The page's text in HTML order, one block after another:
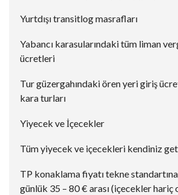
Yurtdışı transitlog masrafları
Yabancı karasularındaki tüm liman
ücretleri
Tur güzergahındaki ören yeri giriş
kara turları
Yiyecek ve İçecekler
Tüm yiyecek ve içecekleri kendiniz
TP konaklama fiyatı tekne
günlük 35 – 80 € arası (içecekler hariç